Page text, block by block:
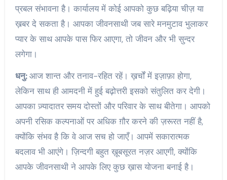
प्रबल संभावना है। कार्यालय में कोई आपको कुछ बढ़िया चीज़ या
ख़बर दे सकता है। आपका जीवनसाथी जब सारे मनमुटाव भुलाकर
प्यार के साथ आपके पास फिर आएगा, तो जीवन और भी सुन्दर
लगेगा।
धनु:आज शान्त और तनाव-रहित रहें। ख़र्चों में इज़ाफ़ा होगा,
लेकिन साथ ही आमदनी में हुई बढ़ोत्तरी इसको संतुलित कर देगी।
आपका ज़्यादातर समय दोस्तों और परिवार के साथ बीतेगा। आपको
अपनी रसिक कल्पनाओं पर अधिक ग़ौर करने की ज़रूरत नहीं है,
क्योंकि संभव है कि वे आज सच हो जाएँ। आपमें सकारात्मक
बदलाव भी आएंगे। ज़िन्दगी बहुत ख़ूबसूरत नज़र आएगी, क्योंकि
आपके जीवनसाथी ने आपके लिए कुछ ख़ास योजना बनाई है।